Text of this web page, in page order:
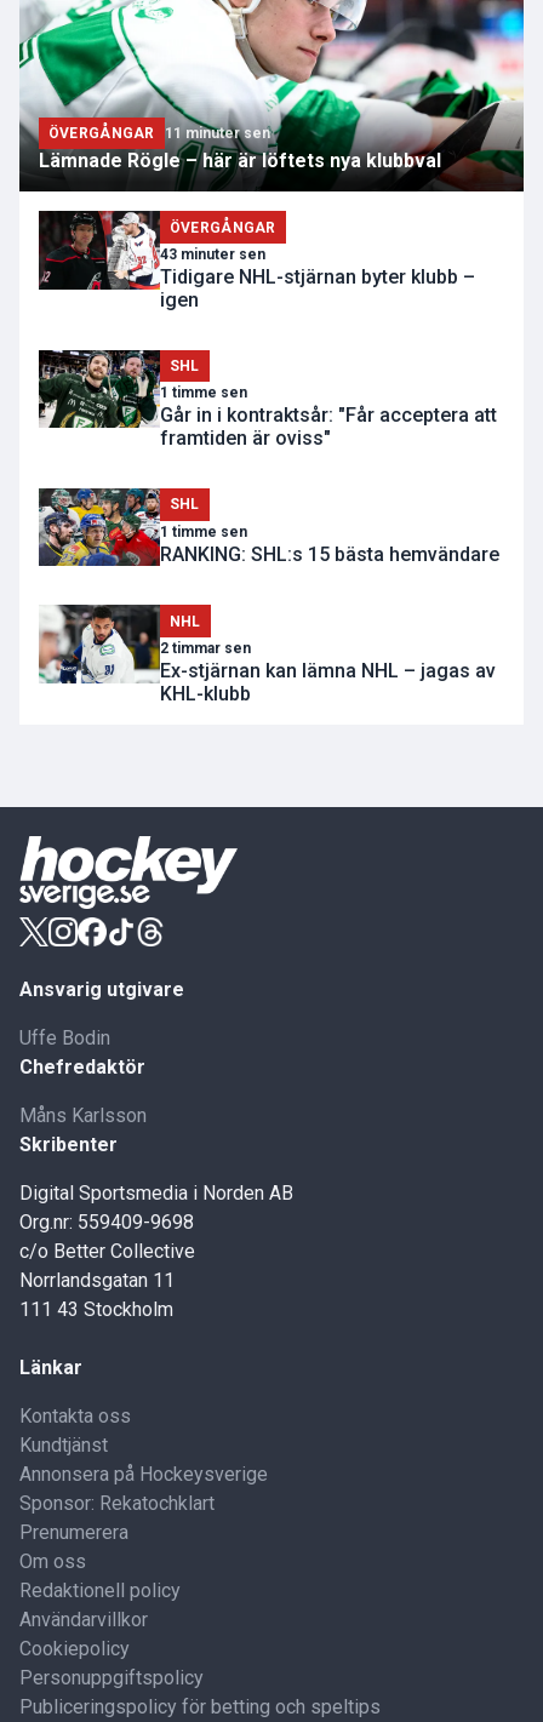
ÖVERGÅNGAR 11 minuter sen
Lämnade Rögle – här är löftets nya klubbval
ÖVERGÅNGAR
43 minuter sen
Tidigare NHL-stjärnan byter klubb –
igen
SHL
1 timme sen
Går in i kontraktsår: "Får acceptera att
framtiden är oviss"
SHL
1 timme sen
RANKING: SHL:s 15 bästa hemvändare
NHL
2 timmar sen
Ex-stjärnan kan lämna NHL – jagas av
KHL-klubb
Ansvarig utgivare
Uffe Bodin
Chefredaktör
Måns Karlsson
Skribenter
Digital Sportsmedia i Norden AB
Org.nr: 559409-9698
c/o Better Collective
Norrlandsgatan 11
111 43 Stockholm
Länkar
Kontakta oss
Kundtjänst
Annonsera på Hockeysverige
Sponsor: Rekatochklart
Prenumerera
Om oss
Redaktionell policy
Användarvillkor
Cookiepolicy
Personuppgiftspolicy
Publiceringspolicy för betting och speltips